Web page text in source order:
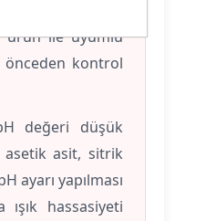
ürün ile uyumlu
önceden kontrol
değeri düşük
asit, sitrik
ayarı yapılması
ışık hassasiyeti